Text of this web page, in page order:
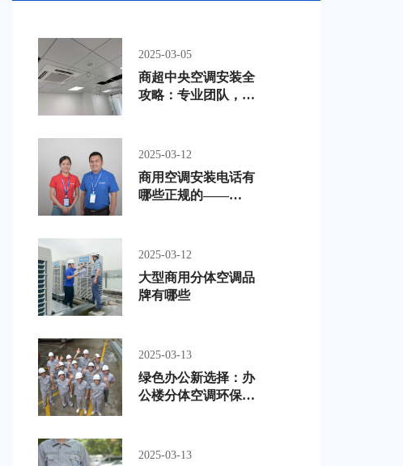
2025-03-05
商超中央空调安装全
攻略：专业团队，精
2025-03-12
商用空调安装电话有
哪些正规的——
2025-03-12
大型商用分体空调品
牌有哪些
2025-03-13
绿色办公新选择：办
公楼分体空调环保设
2025-03-13